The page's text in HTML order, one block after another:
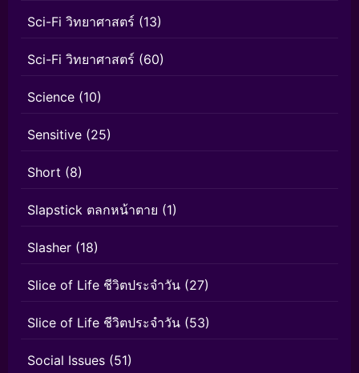
Sci-Fi วิทยาศาสตร์ (13)
Sci-Fi วิทยาศาสตร์ (60)
Science (10)
Sensitive (25)
Short (8)
Slapstick ตลกหน้าตาย (1)
Slasher (18)
Slice of Life ชีวิตประจำวัน (27)
Slice of Life ชีวิตประจำวัน (53)
Social Issues (51)